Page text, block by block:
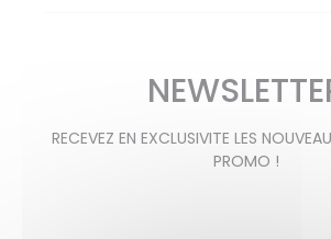
RECEVEZ EN EXCLUSIVITE LES
PROMO !